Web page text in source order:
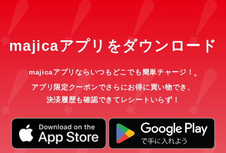
majicaアプリをダウンロード
majicaアプリならいつもどこでも簡単チャージ！ ※
アプリ限定クーポンでさらにお得に買い物でき、
決済履歴も確認できてレシートいらず！